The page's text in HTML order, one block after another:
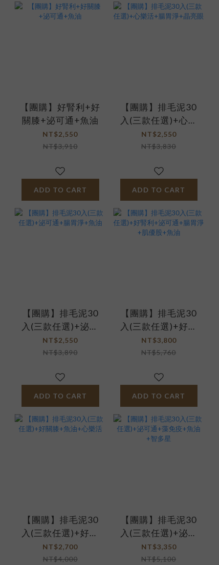
【團購】好腎利+好
關膝+泌可通+魚油
NT$2,550
NT$3,910
ADD TO CART
【團購】排毛泥30
入(三款任選)+心樂
活+腸胃淨+晶亮眼
NT$2,550
NT$3,830
ADD TO CART
【團購】排毛泥30
入(三款任選)+泌可
通+腸胃淨+魚油
NT$2,550
NT$3,890
ADD TO CART
【團購】排毛泥30
入(三款任選)+好腎
利+泌可通+腸胃淨
+肌優股+魚油
NT$3,800
NT$5,760
ADD TO CART
【團購】排毛泥30
入(三款任選)+好關
膝+魚油+心樂活
NT$2,700
NT$4,000
【團購】排毛泥30
入(三款任選)+泌可
通+藻免疫+魚油+智
多星
NT$3,350
NT$5,100